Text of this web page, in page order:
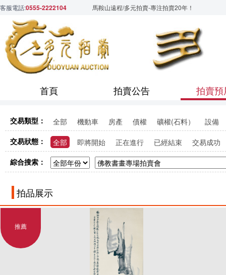
客服電話:0555-2222104 馬鞍山遠程/多元拍賣-專注拍賣20年！
首頁 拍賣公告 拍賣
交易類型： 全部 機動車 房產 債權 礦權(石料）
設備
交易狀態：
全部 即將開始 正在進行 已經結束
交易成功
綜合搜索：
拍品展示
推薦